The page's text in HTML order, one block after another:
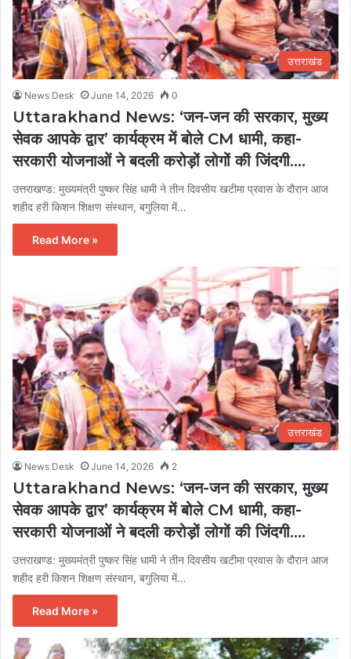
उत्तराखंड
News Desk June 14, 2026 0
Uttarakhand News: ‘जन-जन की सरकार, मुख्य
सेवक आपके द्वार’ कार्यक्रम में बोले CM धामी, कहा-
सरकारी योजनाओं ने बदली करोड़ों लोगों की जिंदगी….
उत्तराखण्ड: मुख्यमंत्री पुष्कर सिंह धामी ने तीन दिवसीय खटीमा प्रवास के दौरान आज
शहीद हरी किशन शिक्षण संस्थान, बगुलिया में…
Read More »
उत्तराखंड
News Desk June 14, 2026 2
Uttarakhand News: ‘जन-जन की सरकार, मुख्य
सेवक आपके द्वार’ कार्यक्रम में बोले CM धामी, कहा-
सरकारी योजनाओं ने बदली करोड़ों लोगों की जिंदगी….
उत्तराखण्ड: मुख्यमंत्री पुष्कर सिंह धामी ने तीन दिवसीय खटीमा प्रवास के दौरान आज
शहीद हरी किशन शिक्षण संस्थान, बगुलिया में…
Read More »